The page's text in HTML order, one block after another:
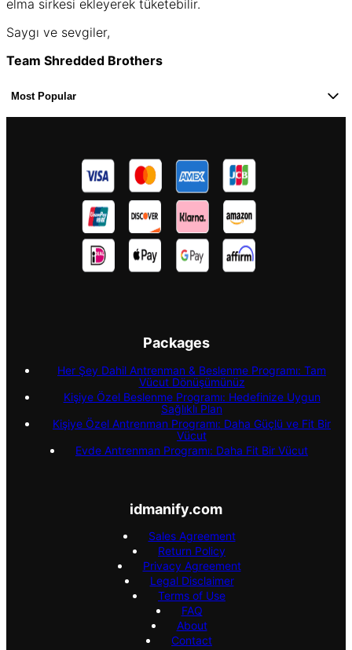
elma sirkesi ekleyerek tüketebilir.
Saygı ve sevgiler,
Team Shredded Brothers
Most Popular
Packages
Her Şey Dahil Antrenman & Beslenme Programı: Tam
Vücut Dönüşümünüz
Kişiye Özel Beslenme Programı: Hedefinize Uygun
Sağlıklı Plan
Kişiye Özel Antrenman Programı: Daha Güçlü ve Fit Bir
Vücut
Evde Antrenman Programı: Daha Fit Bir Vücut
idmanify.com
Sales Agreement
Return Policy
Privacy Agreement
Legal Disclaimer
Terms of Use
FAQ
About
Contact